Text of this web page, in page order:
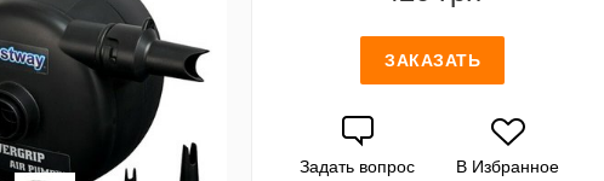
ЗАКАЗАТЬ
Задать вопрос В Избранное